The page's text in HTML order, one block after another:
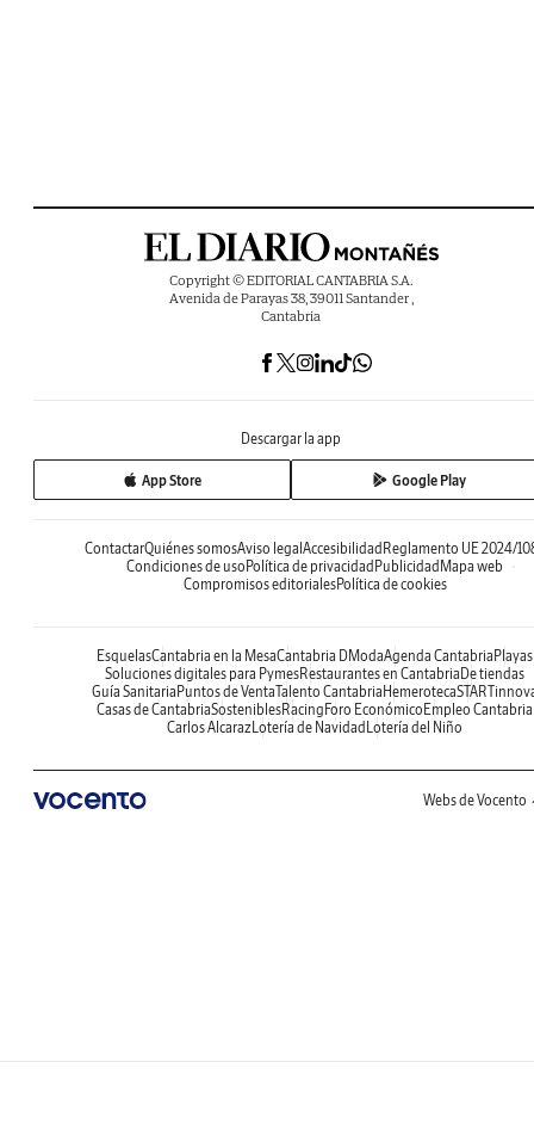
Copyright © EDITORIAL CANTABRIA S.A.
Avenida de Parayas 38, 39011 Santander ,
Cantabria
Descargar la app
App Store Google Play
ContactarQuiénes somosAviso legal Accesibilidad Reglamento UE 2024/
Condiciones de uso Política de privacidad Publicidad Mapa web
Compromisos editorialesPolítica de cookies
EsquelasCantabria en la MesaCantabria DModaAgenda Cantabria Playas
Soluciones digitales para PymesRestaurantes en Cantabria De tiendas
Guía Sanitaria Puntos de VentaTalento Cantabria Hemeroteca
Casas de CantabriaSosteniblesRacing Foro Económico Empleo Cantabria
Carlos AlcarazLotería de Navidad Lotería del Niño
Webs de Vocento